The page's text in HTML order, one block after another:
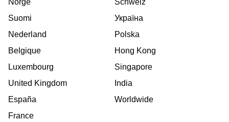
Norge
Suomi
Nederland
Belgique
Luxembourg
United Kingdom
España
France
Schweiz
Україна
Polska
Hong Kong
Singapore
India
Worldwide